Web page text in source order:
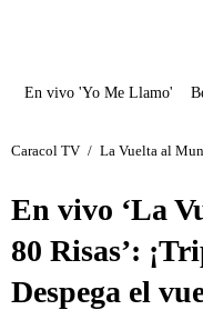
En vivo 'Yo Me Llamo'
Caracol TV / La Vuelta al
En vivo ‘La
80 Risas’:
Despega el